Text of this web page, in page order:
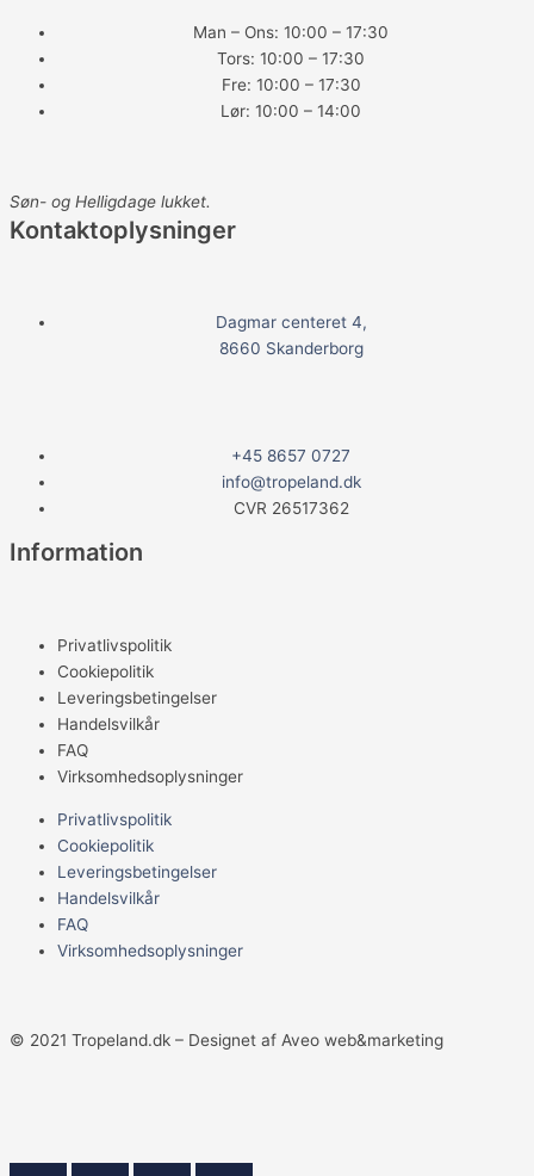
e
b
o
Man – Ons: 10:00 – 17:30
Tors: 10:00 – 17:30
Fre: 10:00 – 17:30
Lør: 10:00 – 14:00
Søn- og Helligdage lukket.
Kontaktoplysninger
Dagmar centeret 4,
8660 Skanderborg
+45 8657 0727
info@tropeland.dk
CVR 26517362
Information
Privatlivspolitik
Cookiepolitik
Leveringsbetingelser
Handelsvilkår
FAQ
Virksomhedsoplysninger
Privatlivspolitik
Cookiepolitik
Leveringsbetingelser
Handelsvilkår
FAQ
Virksomhedsoplysninger
© 2021 Tropeland.dk – Designet af Aveo web&marketing